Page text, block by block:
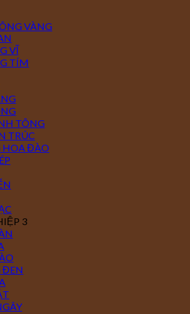
VÀNG
VĨ
TÍM
TÔNG
TRÚC
HOA ĐÀO
3
ĐEN